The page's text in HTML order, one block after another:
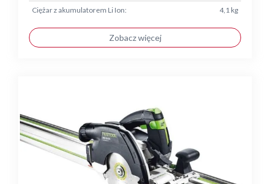
Ciężar z akumulatorem Li Ion:
4,1 kg
Zobacz więcej